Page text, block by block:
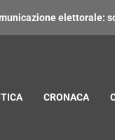
elettorale:
CRONACA